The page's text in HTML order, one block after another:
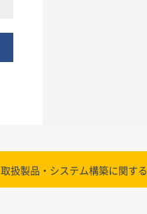
取扱製品・システム構築に関する